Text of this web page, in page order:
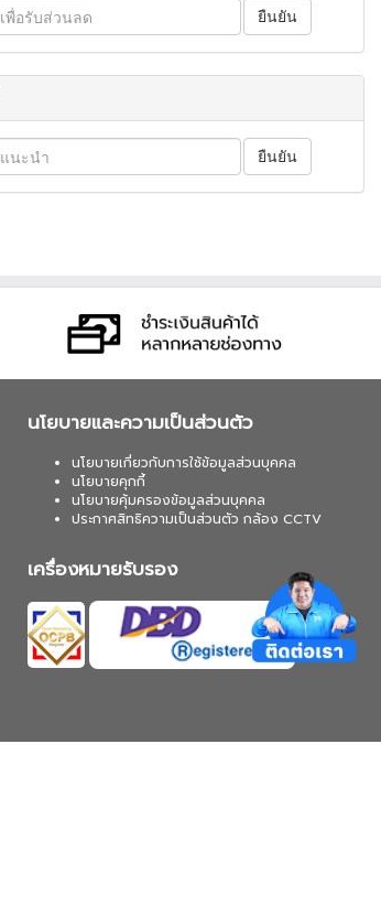
นโยบายและความเป็นส่วนตัว
นโยบายเกี่ยวกับการใช้ข้อมูลส่วนบุคคล
นโยบายคุกกี้
นโยบายคุ้มครองข้อมูลส่วนบุคคล
ประกาศสิทธิความเป็นส่วนตัว กล้อง CCTV
เครื่องหมายรับรอง